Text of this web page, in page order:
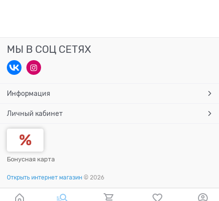
МЫ В СОЦ СЕТЯХ
Информация
Личный кабинет
Бонусная карта
Открыть интернет магазин © 2026